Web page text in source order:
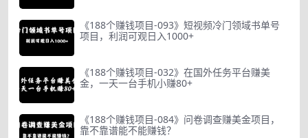
《188个赚钱项目-093》短视频冷门领域书单号
项目，利润可观日入1000+
《188个赚钱项目-032》在国外任务平台赚美
金，一天一台手机小赚80+
《188个赚钱项目-084》问卷调查赚美金项目，
靠不靠谱能不能赚钱？